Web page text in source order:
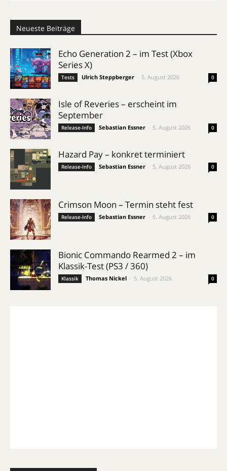
Neueste Beiträge
Echo Generation 2 – im Test (Xbox
Series X)
Tests Ulrich Steppberger 5. August 2026 0
Isle of Reveries – erscheint im
September
Release-Info Sebastian Essner 5. August 2026 0
Hazard Pay – konkret terminiert
Release-Info Sebastian Essner 5. August 2026 0
Crimson Moon – Termin steht fest
Release-Info Sebastian Essner 5. August 2026 0
Bionic Commando Rearmed 2 – im
Klassik-Test (PS3 / 360)
Klassik Thomas Nickel 5. August 2026 0